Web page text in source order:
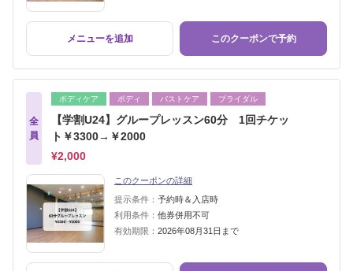
メニューを追加 このクーポンで予約
全
員
ボディケア ボディ バストケア ブライダル
【学割U24】グループレッスン60分 1回チケッ
ト￥3300→￥2000
¥2,000
このクーポンの詳細
提示条件： 予約時＆入店時
利用条件： 他券併用不可
有効期限： 2026年08月31日まで